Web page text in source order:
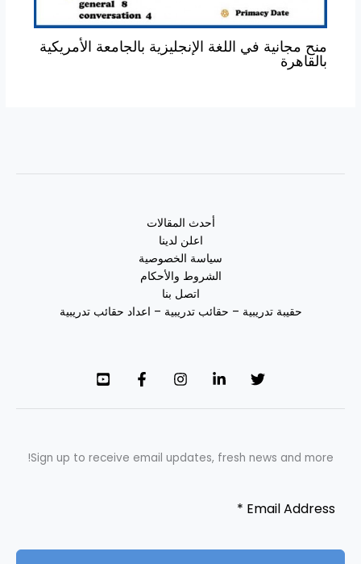
منح مجانية في اللغة الإنجليزية بالجامعة الأمريكية
بالقاهرة
أحدث المقالات
اعلن لدينا
سياسة الخصوصية
الشروط والأحكام
اتصل بنا
حقيبة تدريبية – حقائب تدريبية – اعداد حقائب تدريبية
Sign up to receive email updates, fresh news and more!